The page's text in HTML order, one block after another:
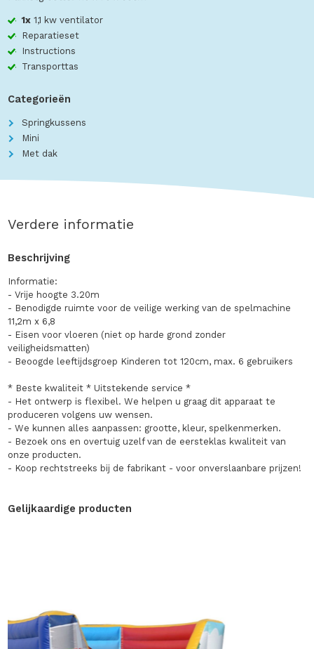
1x1,1 kw ventilator
Reparatieset
Instructions
Transporttas
Categorieën
Springkussens
Mini
Met dak
Verdere informatie
Beschrijving
Informatie:
- Vrije hoogte 3.20m
- Benodigde ruimte voor de veilige werking van de spelmachine
11,2m x 6,8
- Eisen voor vloeren (niet op harde grond zonder
veiligheidsmatten)
- Beoogde leeftijdsgroep Kinderen tot 120cm, max. 6 gebruikers
* Beste kwaliteit * Uitstekende service *
- Het ontwerp is flexibel. We helpen u graag dit apparaat te
produceren volgens uw wensen.
- We kunnen alles aanpassen: grootte, kleur, spelkenmerken.
- Bezoek ons en overtuig uzelf van de eersteklas kwaliteit van
onze producten.
- Koop rechtstreeks bij de fabrikant - voor onverslaanbare prijzen!
Gelijkaardige producten